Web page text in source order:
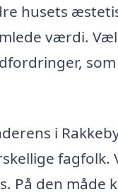
husets
værdi.
i
fagfolk.
På den måde